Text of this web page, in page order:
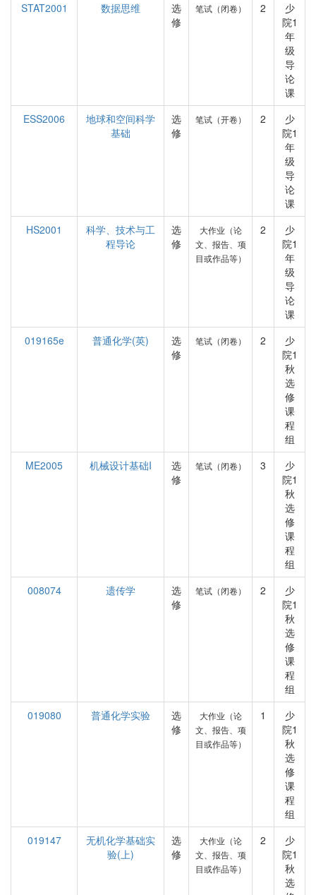
STAT2001
数据思维
选
修
笔试（闭卷） 2
少
院1
年
级
导
论
课
ESS2006
地球和空间科学
基础
选
修
笔试（开卷） 2
少
院1
年
级
导
论
课
HS2001
科学、技术与工
程导论
选
修
大作业（论
文、报告、项
目或作品等）
2
少
院1
年
级
导
论
课
019165e
普通化学(英)
选
修
笔试（闭卷） 2
少
院1
秋
选
修
课
程
组
ME2005
机械设计基础I
选
修
笔试（闭卷） 3
少
院1
秋
选
修
课
程
组
008074
遗传学
选
修
笔试（闭卷） 2
少
院1
秋
选
修
课
程
组
019080
普通化学实验
选
修
大作业（论
文、报告、项
目或作品等）
1
少
院1
秋
选
修
课
程
组
019147
无机化学基础实
验(上)
选
修
大作业（论
文、报告、项
目或作品等）
2
少
院1
秋
选